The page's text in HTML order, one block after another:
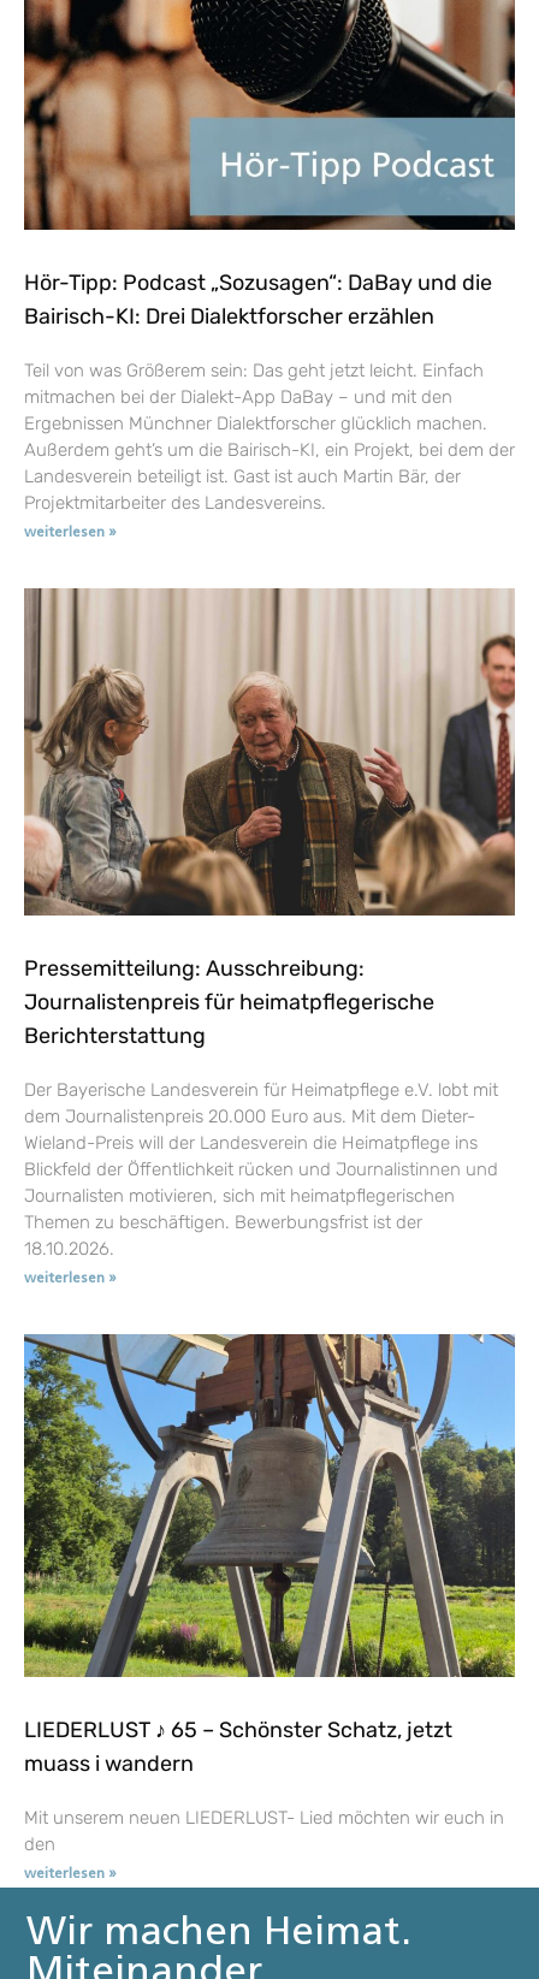
Hör-Tipp: Podcast „Sozusagen“: DaBay und die
Bairisch-KI: Drei Dialektforscher erzählen
Teil von was Größerem sein: Das geht jetzt leicht. Einfach
mitmachen bei der Dialekt-App DaBay – und mit den
Ergebnissen Münchner Dialektforscher glücklich machen.
Außerdem geht’s um die Bairisch-KI, ein Projekt, bei dem der
Landesverein beteiligt ist. Gast ist auch Martin Bär, der
Projektmitarbeiter des Landesvereins.
weiterlesen »
Pressemitteilung: Ausschreibung:
Journalistenpreis für heimatpflegerische
Berichterstattung
Der Bayerische Landesverein für Heimatpflege e.V. lobt mit
dem Journalistenpreis 20.000 Euro aus. Mit dem Dieter-
Wieland-Preis will der Landesverein die Heimatpflege ins
Blickfeld der Öffentlichkeit rücken und Journalistinnen und
Journalisten motivieren, sich mit heimatpflegerischen
Themen zu beschäftigen. Bewerbungsfrist ist der
18.10.2026.
weiterlesen »
LIEDERLUST ♪ 65 – Schönster Schatz, jetzt
muass i wandern
Mit unserem neuen LIEDERLUST- Lied möchten wir euch in
den
weiterlesen »
Wir machen Heimat.